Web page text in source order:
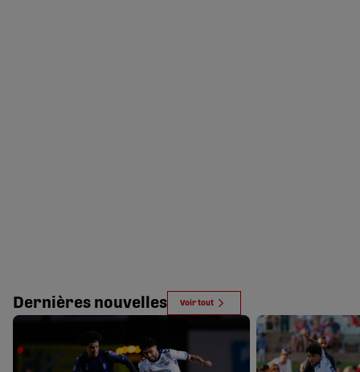
Dernières nouvelles Voir tout